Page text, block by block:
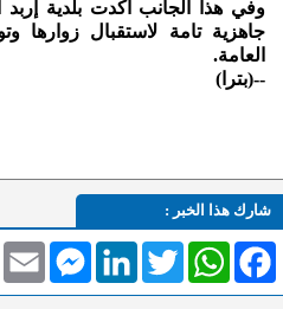
وفي هذا الجانب أكدت بلدية
جاهزية تامة لاستقبال زوارها
العامة.
--(بترا)
شارك هذا الخبر :
Email
MessengerLinkedInTwitterWhatsAppFacebook